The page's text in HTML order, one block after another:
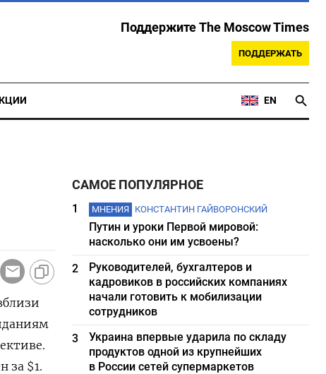
Поддержите The Moscow Times
ПОДДЕРЖАТЬ
EN
за $1.
САМОЕ ПОПУЛЯРНОЕ
1 МНЕНИЯ КОНСТАНТИН ГАЙВОРОНСКИЙ
Путин и уроки Первой мировой:
насколько они им усвоены?
2
Руководителей, бухгалтеров и
кадровиков в российских компаниях
начали готовить к мобилизации
сотрудников
3
Украина впервые ударила по складу
продуктов одной из крупнейших
в России сетей супермаркетов